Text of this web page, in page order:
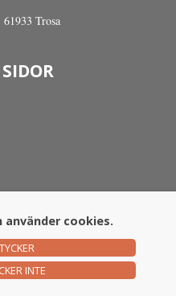
Trosa
2026
använder cookies.
INTE